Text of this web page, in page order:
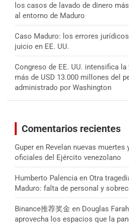
los casos de lavado de dinero
al entorno de Maduro
Caso Maduro: los errores
juicio en EE. UU.
Congreso de EE. UU. intensifica
más de USD 13.000 millones del
administrado por Washington
Comentarios recientes
Guper en Revelan nuevas muertes
oficiales del Ejército venezolano
Humberto Palencia en Otra
Maduro: falta de personal y
Binance推荐奖金 en Douglas
aprovecha los espacios que la